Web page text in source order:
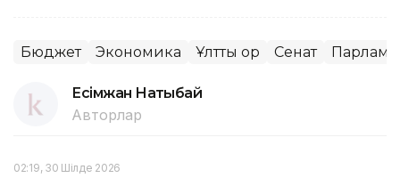
Бюджет Экономика Ұлттық қор Сенат
Есімжан Нақтыбай
Авторлар
02:19, 30 Шілде 2026